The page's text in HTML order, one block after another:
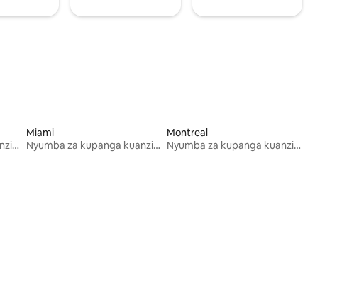
Nyumba za kupanga kuanzia mwezi mmoja
Miami
Nyumba za kupanga kuanzia mwezi mmoja
Montreal
Nyumba za kupanga kuanzia mwezi mmoja